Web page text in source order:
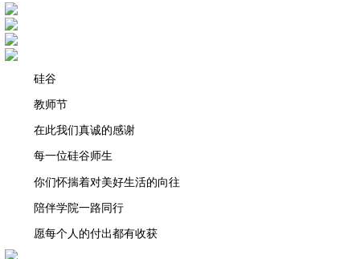
硅谷
教师节
在此我们真诚的感谢
每一位硅谷师生
你们怀揣着对美好生活的向往
陪伴学院一路同行
愿每个人的付出都有收获